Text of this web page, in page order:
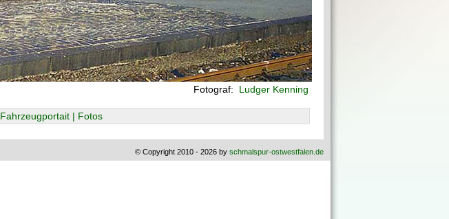
Fotograf: Ludger Kenning
Fahrzeugportait | Fotos
© Copyright 2010 - 2026 by schmalspur-ostwestfalen.de